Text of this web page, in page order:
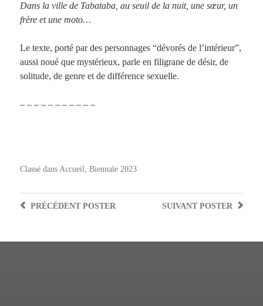
Dans la ville de Tabataba, au seuil de la nuit, une sœur, un
frère et une moto…
Le texte, porté par des personnages “dévorés de l’intérieur”,
aussi noué que mystérieux, parle en filigrane de désir, de
solitude, de genre et de différence sexuelle.
– – – – – – – – – – –
Classé dans Accueil, Biennale 2023
SUIVANT POSTER
PRÉCÉDENTPOSTER